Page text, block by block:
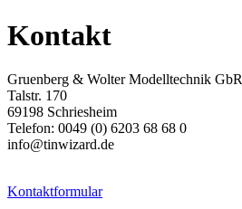
Kontakt
Gruenberg & Wolter Modelltechnik GbR
Talstr. 170
69198 Schriesheim
Telefon: 0049 (0) 6203 68 68 0
info@tinwizard.de
Kontaktformular